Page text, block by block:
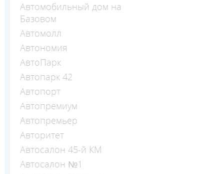
Автомобильный дом на
Базовом
Автомолл
Автономия
АвтоПарк
Автопарк 42
Автопорт
Автопремиум
Автопремьер
Авторитет
Автосалон 45-й КМ
Автосалон №1